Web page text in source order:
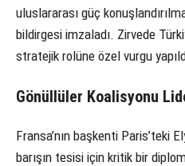
uluslararası güç
bildirgesi imzaladı. Zirvede
stratejik rolüne özel vurgu
Gönüllüler Koalisyonu
Fransa’nın başkenti Paris’teki
barışın tesisi için kritik bir